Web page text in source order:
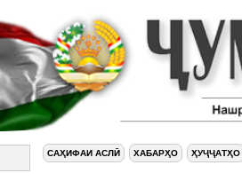
САҲИФАИ АСЛӢ ХАБАРҲО ҲУҶҶАТҲО